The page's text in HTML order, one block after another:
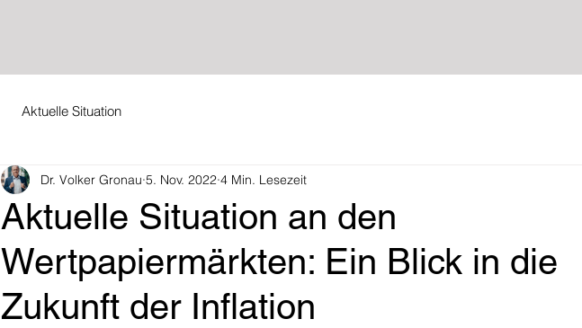
Aktuelle Situation
Aktuelle Situation an den
Wertpapiermärkten: Ein Blick in die
Zukunft der Inflation
Dr. Volker Gronau 5. Nov. 2022 4 Min. Lesezeit